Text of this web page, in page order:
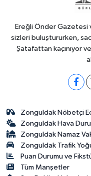
Ereğli Önder Gazetesi
sizleri buluştururken,
Şatafattan kaçınıyor
Zonguldak Nöbetçi
Zonguldak Hava
Zonguldak Namaz
Zonguldak Trafik
Puan Durumu ve
Tüm Manşetler